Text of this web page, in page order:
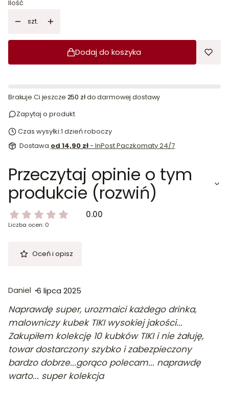
Ilość
szt.
Dodaj do koszyka
Brakuje Ci jeszcze 250 złdo darmowej dostawy
Zapytaj o produkt
Czas wysyłki:1 dzień roboczy
Dostawa od 14,90 zł- InPost Paczkomaty 24/7
Przeczytaj opinie o tym
produkcie (rozwiń)
0.00
Liczba ocen: 0
Oceń i opisz
Daniel 6 lipca 2025
Naprawdę super, urozmaici każdego drinka,
malowniczy kubek TIKI wysokiej jakości...
Zakupiłem kolekcję 10 kubków TIKI i nie żałuję,
towar dostarczony szybko i zabezpieczony
bardzo dobrze...gorąco polecam... naprawdę
warto... super kolekcja